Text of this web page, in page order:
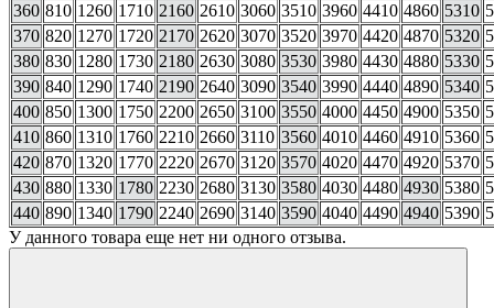
360 810 1260 1710 2160 2610 3060 3510 3960 4410 4860 5310
370 820 1270 1720 2170 2620 3070 3520 3970 4420 4870 5320
380 830 1280 1730 2180 2630 3080 3530 3980 4430 4880 5330
390 840 1290 1740 2190 2640 3090 3540 3990 4440 4890 5340
400 850 1300 1750 2200 2650 3100 3550 4000 4450 4900 5350
410 860 1310 1760 2210 2660 3110 3560 4010 4460 4910 5360
420 870 1320 1770 2220 2670 3120 3570 4020 4470 4920 5370
430 880 1330 1780 2230 2680 3130 3580 4030 4480 4930 5380
440 890 1340 1790 2240 2690 3140 3590 4040 4490 4940 5390
У данного товара еще нет ни одного отзыва.